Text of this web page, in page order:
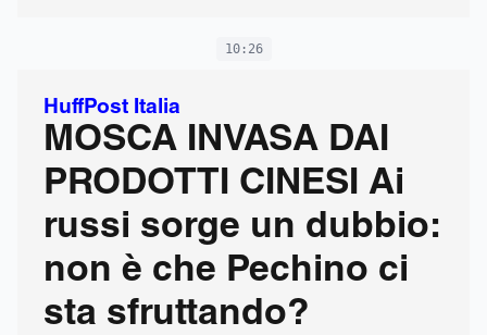
10:26
HuffPost Italia
MOSCA INVASA DAI
PRODOTTI CINESI Ai
russi sorge un dubbio:
non è che Pechino ci
sta sfruttando?